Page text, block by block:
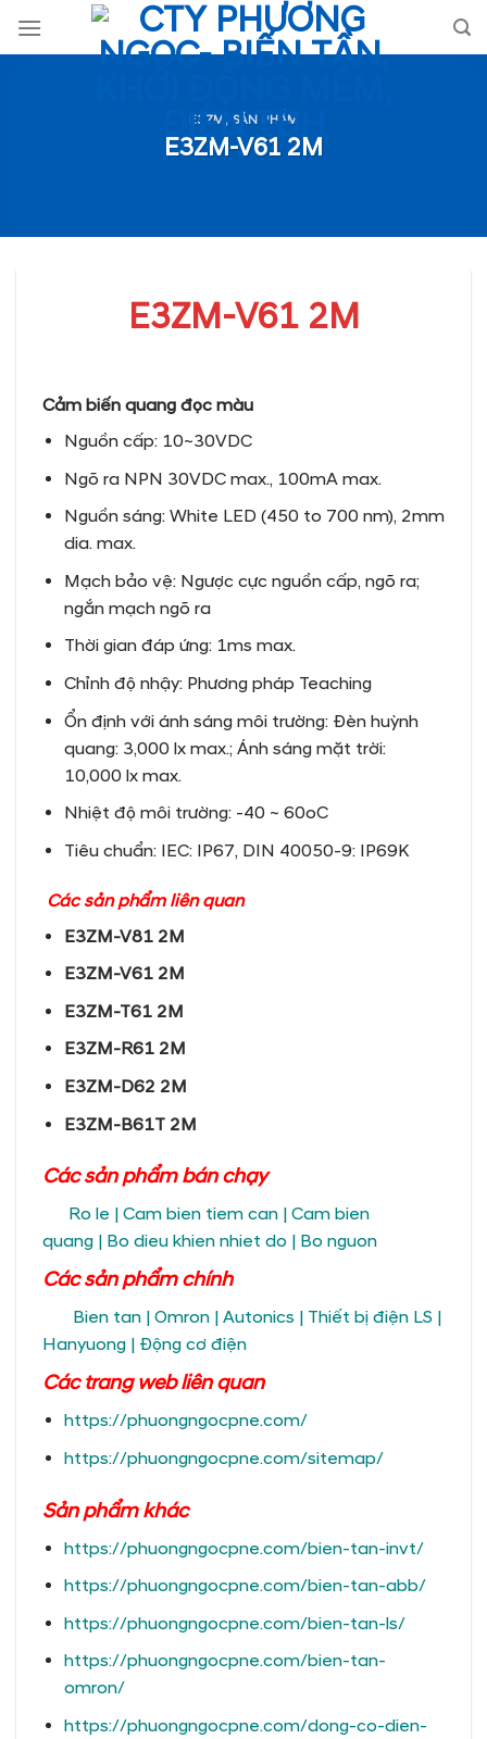
E3ZM , SẢN PHẨM
E3ZM-V61 2M
E3ZM-V61 2M
Cảm biến quang đọc màu
Nguồn cấp: 10~30VDC
Ngõ ra NPN 30VDC max., 100mA max.
Nguồn sáng: White LED (450 to 700 nm), 2mm
dia. max.
Mạch bảo vệ: Ngược cực nguồn cấp, ngõ ra;
ngắn mạch ngõ ra
Thời gian đáp ứng: 1ms max.
Chỉnh độ nhậy: Phương pháp Teaching
Ổn định với ánh sáng môi trường: Đèn huỳnh
quang: 3,000 lx max.; Ánh sáng mặt trời:
10,000 lx max.
Nhiệt độ môi trường: -40 ~ 60oC
Tiêu chuẩn: IEC: IP67, DIN 40050-9: IP69K
Các sản phẩm liên quan
E3ZM-V81 2M
E3ZM-V61 2M
E3ZM-T61 2M
E3ZM-R61 2M
E3ZM-D62 2M
E3ZM-B61T 2M
Các sản phẩm bán chạy
Ro le | Cam bien tiem can | Cam bien
quang | Bo dieu khien nhiet do | Bo nguon
Các sản phẩm chính
Bien tan | Omron | Autonics | Thiết bị điện LS |
Hanyuong | Động cơ điện
Các trangweb liên quan
https://phuongngocpne.com/
https://phuongngocpne.com/sitemap/
Sản phẩm khác
https://phuongngocpne.com/bien-tan-invt/
https://phuongngocpne.com/bien-tan-abb/
https://phuongngocpne.com/bien-tan-ls/
https://phuongngocpne.com/bien-tan-
omron/
https://phuongngocpne.com/dong-co-dien-